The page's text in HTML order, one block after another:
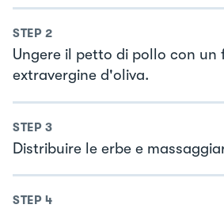
STEP 2
Ungere il petto di pollo con un
extravergine d'oliva.
STEP 3
Distribuire le erbe e
STEP 4